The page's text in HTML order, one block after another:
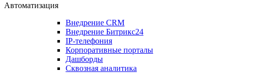
Автоматизация
Внедрение CRM
Внедрение Битрикс24
IP-телефония
Корпоративные порталы
Дашборды
Сквозная аналитика